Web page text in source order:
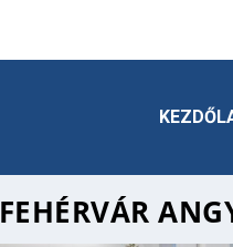
FEHÉRVÁR